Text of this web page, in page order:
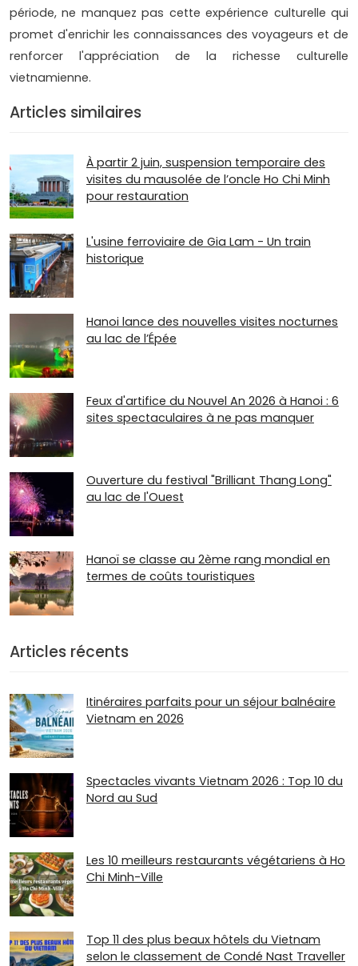
période, ne manquez pas cette expérience culturelle qui
promet d'enrichir les connaissances des voyageurs et de
renforcer l'appréciation de la richesse culturelle
vietnamienne.
Articles similaires
À partir 2 juin, suspension temporaire des
visites du mausolée de l’oncle Ho Chi Minh
pour restauration
L'usine ferroviaire de Gia Lam - Un train
historique
Hanoi lance des nouvelles visites nocturnes
au lac de l’Épée
Feux d'artifice du Nouvel An 2026 à Hanoi : 6
sites spectaculaires à ne pas manquer
Ouverture du festival "Brilliant Thang Long"
au lac de l'Ouest
Hanoï se classe au 2ème rang mondial en
termes de coûts touristiques
Articles récents
Itinéraires parfaits pour un séjour balnéaire
Vietnam en 2026
Spectacles vivants Vietnam 2026 : Top 10 du
Nord au Sud
Les 10 meilleurs restaurants végétariens à Ho
Chi Minh-Ville
Top 11 des plus beaux hôtels du Vietnam
selon le classement de Condé Nast Traveller